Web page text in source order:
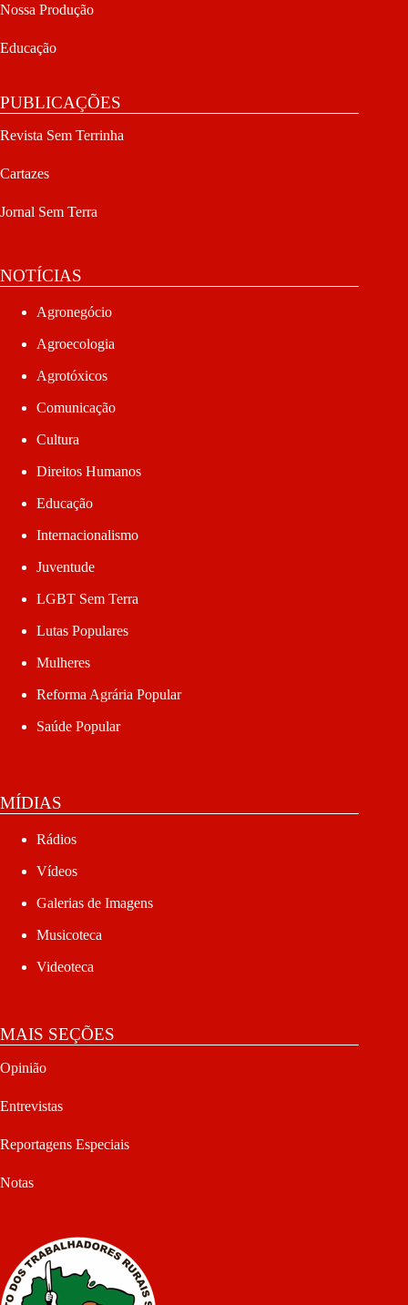
Nossa Produção
Educação
PUBLICAÇÕES
Revista Sem Terrinha
Cartazes
Jornal Sem Terra
NOTÍCIAS
Agronegócio
Agroecologia
Agrotóxicos
Comunicação
Cultura
Direitos Humanos
Educação
Internacionalismo
Juventude
LGBT Sem Terra
Lutas Populares
Mulheres
Reforma Agrária Popular
Saúde Popular
MÍDIAS
Rádios
Vídeos
Galerias de Imagens
Musicoteca
Videoteca
MAIS SEÇÕES
Opinião
Entrevistas
Reportagens Especiais
Notas